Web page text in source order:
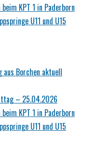
KPT 1 in Paderborn
U11 und U15
Borchen aktuell
– 25.04.2026
KPT 1 in Paderborn
U11 und U15